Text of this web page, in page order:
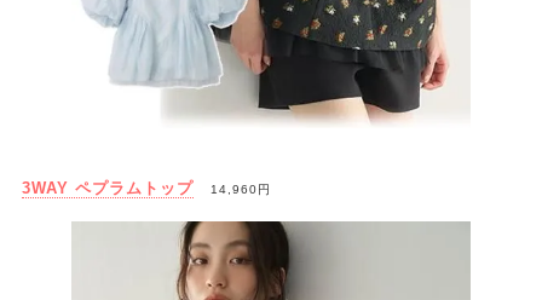
3WAY ペプラムトップ 14,960円